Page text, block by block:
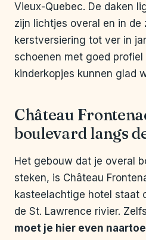
Vieux-Quebec. De daken
zijn lichtjes overal en in
kerstversiering tot ver in
schoenen met goed
kinderkopjes kunnen glad
Château
boulevard langs
Het gebouw dat je overal
steken, is Château
kasteelachtige hotel staat
de St. Lawrence rivier.
moet je hier even